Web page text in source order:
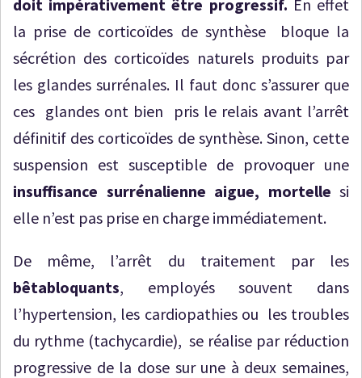
doit impérativement être progressif. En effet
la prise de corticoïdes de synthèse bloque la
sécrétion des corticoïdes naturels produits par
les glandes surrénales. Il faut donc s’assurer que
ces glandes ont bien pris le relais avant l’arrêt
définitif des corticoïdes de synthèse. Sinon, cette
suspension est susceptible de provoquer une
insuffisance surrénalienne aigue, mortelle si
elle n’est pas prise en charge immédiatement.
De même, l’arrêt du traitement par les
bêtabloquants, employés souvent dans
l’hypertension, les cardiopathies ou les troubles
du rythme (tachycardie), se réalise par réduction
progressive de la dose sur une à deux semaines,